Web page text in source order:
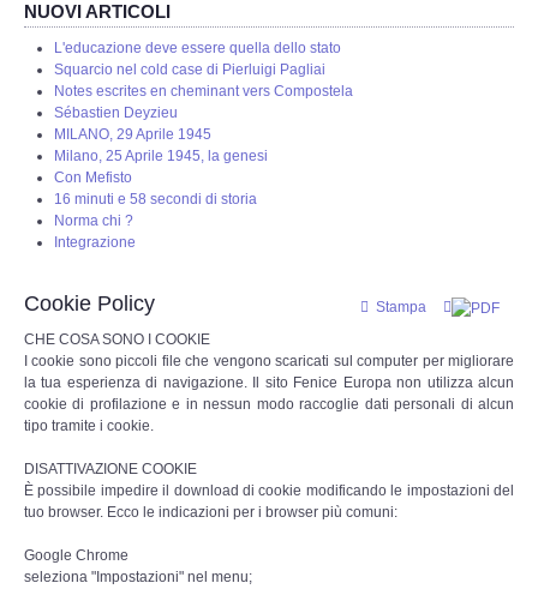
Eventi in programmazione
STORIA
Protostoria
Storia Greco Romana
Storia - La Reconquista
Storia Moderna
Leggende e Feste
CULTURA
NUOVI ARTICOLI
L'educazione deve essere quella dello stato
Squarcio nel cold case di Pierluigi Pagliai
Notes escrites en cheminant vers Compostela
Sébastien Deyzieu
MILANO, 29 Aprile 1945
Milano, 25 Aprile 1945, la genesi
Con Mefisto
16 minuti e 58 secondi di storia
Norma chi ?
Integrazione
Stampa
Cookie Policy
CHE COSA SONO I COOKIE
I cookie sono piccoli file che vengono scaricati sul computer per migliorare
la tua esperienza di navigazione. Il sito Fenice Europa non utilizza alcun
cookie di profilazione e in nessun modo raccoglie dati personali di alcun
tipo tramite i cookie.
DISATTIVAZIONE COOKIE
È possibile impedire il download di cookie modificando le impostazioni del
tuo browser. Ecco le indicazioni per i browser più comuni:
Google Chrome
seleziona "Impostazioni" nel menu;